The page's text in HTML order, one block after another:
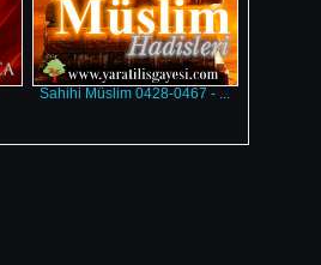
Sahihi Müslim 0428-0467 - ...